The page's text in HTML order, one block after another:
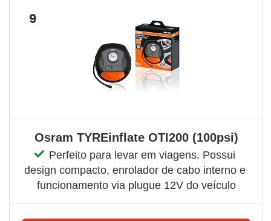
9
Osram TYREinflate OTI200 (100psi)
Perfeito para levar em viagens. Possui
design compacto, enrolador de cabo interno e
funcionamento via plugue 12V do veículo